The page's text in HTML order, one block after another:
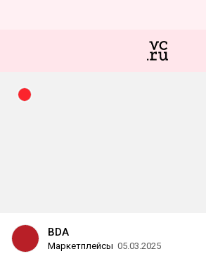
BDA
Маркетплейсы 05.03.2025